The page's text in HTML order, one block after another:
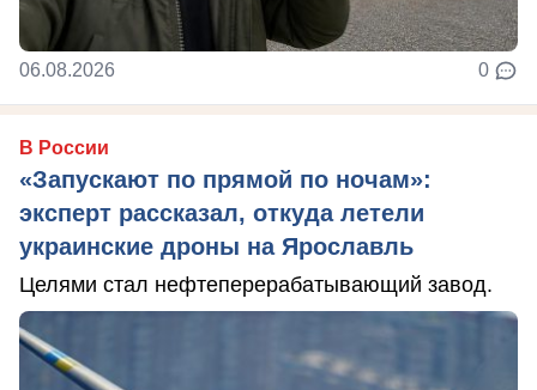
06.08.2026 0
В России
«Запускают по прямой по ночам»:
эксперт рассказал, откуда летели
украинские дроны на Ярославль
Целями стал нефтеперерабатывающий завод.